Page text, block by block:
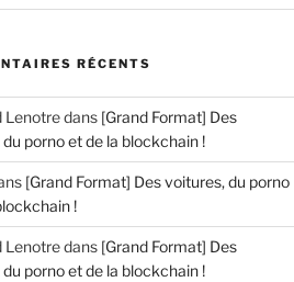
RÉCENTS
Lenotredans [Grand Format] Des
porno et de la blockchain !
[Grand Format] Des voitures, du porno
!
Lenotredans [Grand Format] Des
porno et de la blockchain !